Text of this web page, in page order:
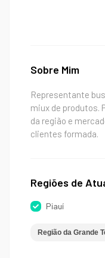
Sobre Mim
Representante
miux de produtos.
da região e
clientes formada.
Regiões de
Piauí
Região da Grande